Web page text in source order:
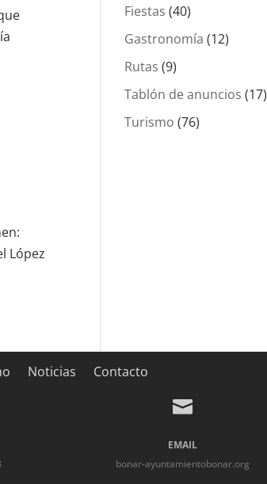
López
Fiestas (40)
Gastronomía (12)
Rutas (9)
Tablón de anuncios (17)
Turismo (76)
Noticias Contacto

EMAIL
bonar-ayuntamientobonar.org